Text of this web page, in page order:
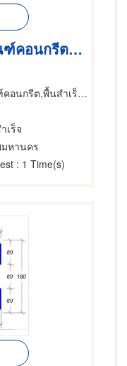
เสาเข็ม-การตอก ผลิตภัณฑ์คอนกรีตหล่อสำเร็จ เสาเข็มคอนกรีต
(คอนกรีตเสริมเหล็กและอัดแรง)
เร็จ
มหานคร
: 1 Time(s)